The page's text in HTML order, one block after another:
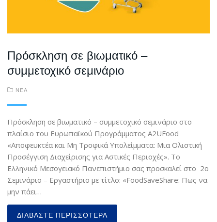
Πρόσκληση σε βιωματικό –
συμμετοχικό σεμινάριο
ΝΕΑ
Πρόσκληση σε βιωματικό – συμμετοχικό σεμινάριο στο
πλαίσιο του Ευρωπαϊκού Προγράμματος A2UFood
«Αποφευκτέα και Μη Τροφικά Υπολείμματα: Μια Ολιστική
Προσέγγιση Διαχείρισης για Αστικές Περιοχές». Το
Ελληνικό Μεσογειακό Πανεπιστήμιο σας προσκαλεί στο 2ο
Σεμινάριο – Εργαστήριο με τίτλο: «FoodSaveShare: Πως να
μην πάει…
ΔΙΑΒΆΣΤΕ ΠΕΡΙΣΣΌΤΕΡΑ